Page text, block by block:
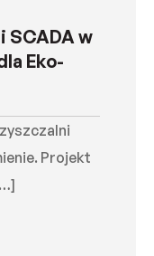
SCADA w
Eko-
Projekt